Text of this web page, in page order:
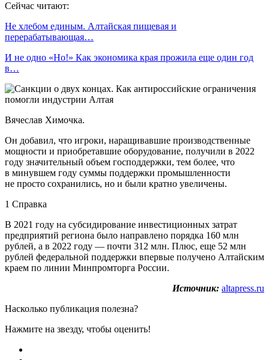
Сейчас читают:
Не хлебом единым. Алтайская пищевая и
перерабатывающая…
И не одно «Но!» Как экономика края прожила еще один год
в…
Вячеслав Химочка.
Он добавил, что игроки, наращивавшие производственные
мощности и приобретавшие оборудование, получили в 2022
году значительный объем господдержки, тем более, что
в минувшем году суммы поддержки промышленности
не просто сохранились, но и были кратно увеличены.
1 Справка
В 2021 году на субсидирование инвестиционных затрат
предприятий региона было направлено порядка 160 млн
рублей, а в 2022 году — почти 312 млн. Плюс, еще 52 млн
рублей федеральной поддержки впервые получено Алтайским
краем по линии Минпромторга России.
Источник: altapress.ru
Насколько публикация полезна?
Нажмите на звезду, чтобы оценить!